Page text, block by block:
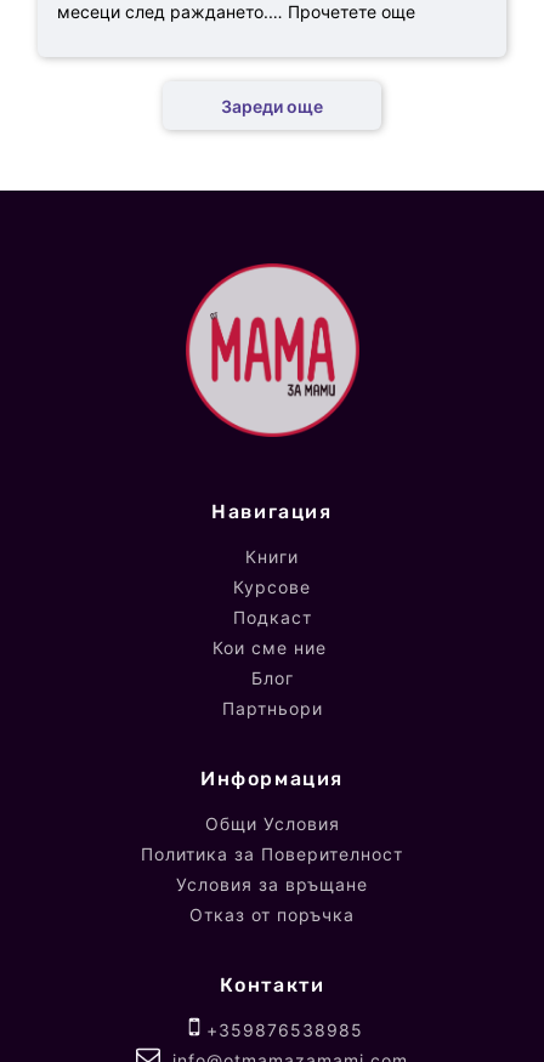
месеци след раждането.… Прочетете още
Зареди още
Навигация
Книги
Курсове
Подкаст
Кои сме ние
Блог
Партньори
Информация
Общи Условия
Политика за Поверителност
Условия за връщане
Отказ от поръчка
Контакти
+359876538985